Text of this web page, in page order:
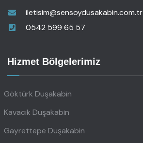
iletisim@sensoydusakabin.com.tr
0542 599 65 57
Hizmet Bölgelerimiz
Göktürk Duşakabin
Kavacık Duşakabin
Gayrettepe Duşakabin